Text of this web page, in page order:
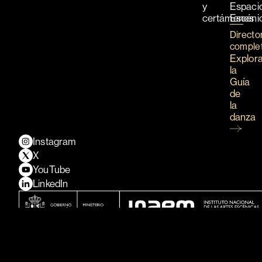
y
certámenes
la
Guía
de
la
danza
Instagram
X
YouTube
LinkedIn